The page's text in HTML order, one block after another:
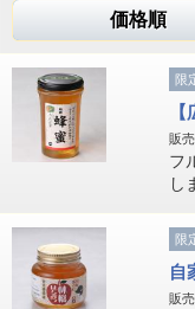
価格順
限
販
フ
し
限
自
販